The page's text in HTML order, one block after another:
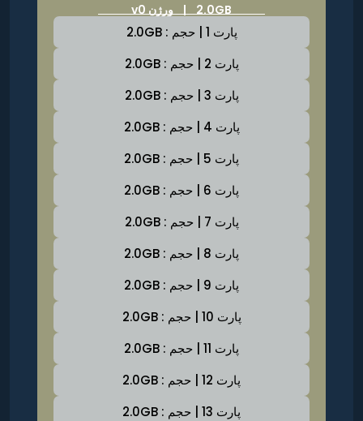
2.0GB | ورژن v0
پارت 1 | حجم : 2.0GB
پارت 2 | حجم : 2.0GB
پارت 3 | حجم : 2.0GB
پارت 4 | حجم : 2.0GB
پارت 5 | حجم : 2.0GB
پارت 6 | حجم : 2.0GB
پارت 7 | حجم : 2.0GB
پارت 8 | حجم : 2.0GB
پارت 9 | حجم : 2.0GB
پارت 10 | حجم : 2.0GB
پارت 11 | حجم : 2.0GB
پارت 12 | حجم : 2.0GB
پارت 13 | حجم : 2.0GB